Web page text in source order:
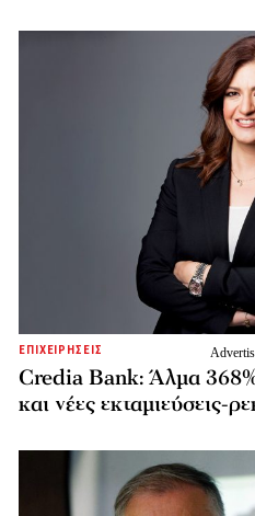
ΕΠΙΧΕΙΡΗΣΕΙΣ
Credia Bank: Άλμα
και νέες εκταμιεύσεις-